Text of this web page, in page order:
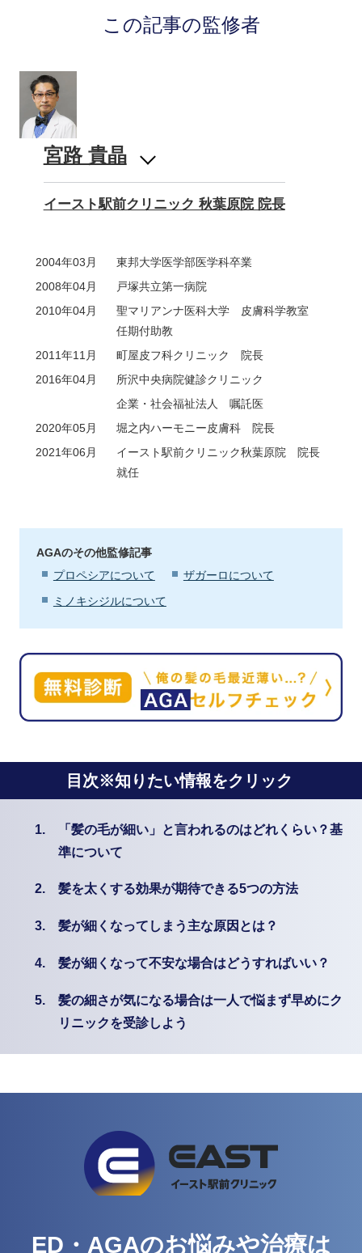
この記事の監修者
宮路 貴晶
イースト駅前クリニック 秋葉原院 院長
2004年03月
東邦大学医学部医学科卒業
2008年04月
戸塚共立第一病院
2010年04月
聖マリアンナ医科大学 皮膚科学教室
任期付助教
2011年11月
町屋皮フ科クリニック 院長
2016年04月
所沢中央病院健診クリニック
企業・社会福祉法人 嘱託医
2020年05月
堀之内ハーモニー皮膚科 院長
2021年06月
イースト駅前クリニック秋葉原院 院長
就任
AGAのその他監修記事
プロペシアについて
ザガーロについて
ミノキシジルについて
目次※知りたい情報をクリック
1.
「髪の毛が細い」と言われるのはどれくらい？基
準について
2. 髪を太くする効果が期待できる5つの方法
3. 髪が細くなってしまう主な原因とは？
4. 髪が細くなって不安な場合はどうすればいい？
5.
髪の細さが気になる場合は一人で悩まず早めにク
リニックを受診しよう
ED・AGAのお悩みや治療は